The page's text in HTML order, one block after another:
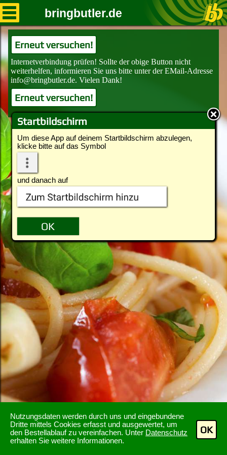
Nutzungsdaten werden durch uns und eingebundene
Dritte mittels Cookies erfasst und ausgewertet, um
den Bestellablauf zu vereinfachen. Unter Datenschutz
erhalten Sie weitere Informationen.
OK
Startbildschirm
Um diese App auf deinem Startbildschirm abzulegen,
klicke bitte auf das Symbol
und danach auf
bringbutler.de
Erneut versuchen!
Erneut versuchen!